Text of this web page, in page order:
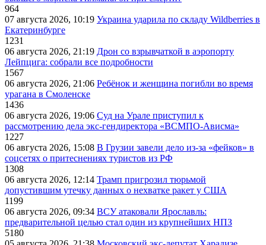
964
07 августа 2026, 10:19 Украина ударила по складу Wildberries в
Екатеринбурге
1231
06 августа 2026, 21:19 Дрон со взрывчаткой в аэропорту
Лейпцига: собрали все подробности
1567
06 августа 2026, 21:06 Ребёнок и женщина погибли во время
урагана в Смоленске
1436
06 августа 2026, 19:06 Суд на Урале приступил к
рассмотрению дела экс-гендиректора «ВСМПО-Ависма»
1227
06 августа 2026, 15:08 В Грузии завели дело из-за «фейков» в
соцсетях о притеснениях туристов из РФ
1308
06 августа 2026, 12:14 Трамп пригрозил тюрьмой
допустившим утечку данных о нехватке ракет у США
1199
06 августа 2026, 09:34 ВСУ атаковали Ярославль:
предварительной целью стал один из крупнейших НПЗ
5180